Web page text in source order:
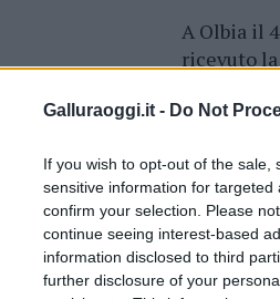
Galluraoggi.it - Do Not
If you wish to opt-out of the
sensitive information for
confirm your selection. Please
continue seeing interest-based
information disclosed to third
further disclosure of your
A Olbia il
ricevuto
sonoi dati
sindaco
ha
e vaccinarsi. “Un positivo è